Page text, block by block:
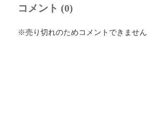
コメント (0)
※売り切れのためコメントできません